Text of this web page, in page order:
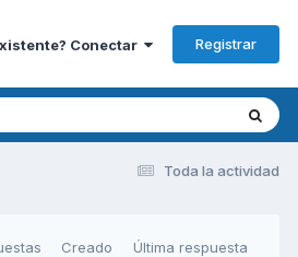
Conectar Registrar
Toda la actividad
Creado Última respuesta